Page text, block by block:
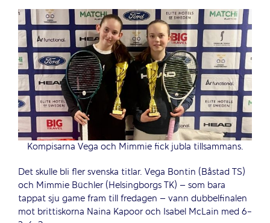
Kompisarna Vega och Mimmie fick jubla tillsammans.
Det skulle bli fler svenska titlar. Vega Bontin (Båstad TS)
och Mimmie Büchler (Helsingborgs TK) – som bara
tappat sju game fram till fredagen – vann dubbelfinalen
mot brittiskorna Naina Kapoor och Isabel McLain med 6-